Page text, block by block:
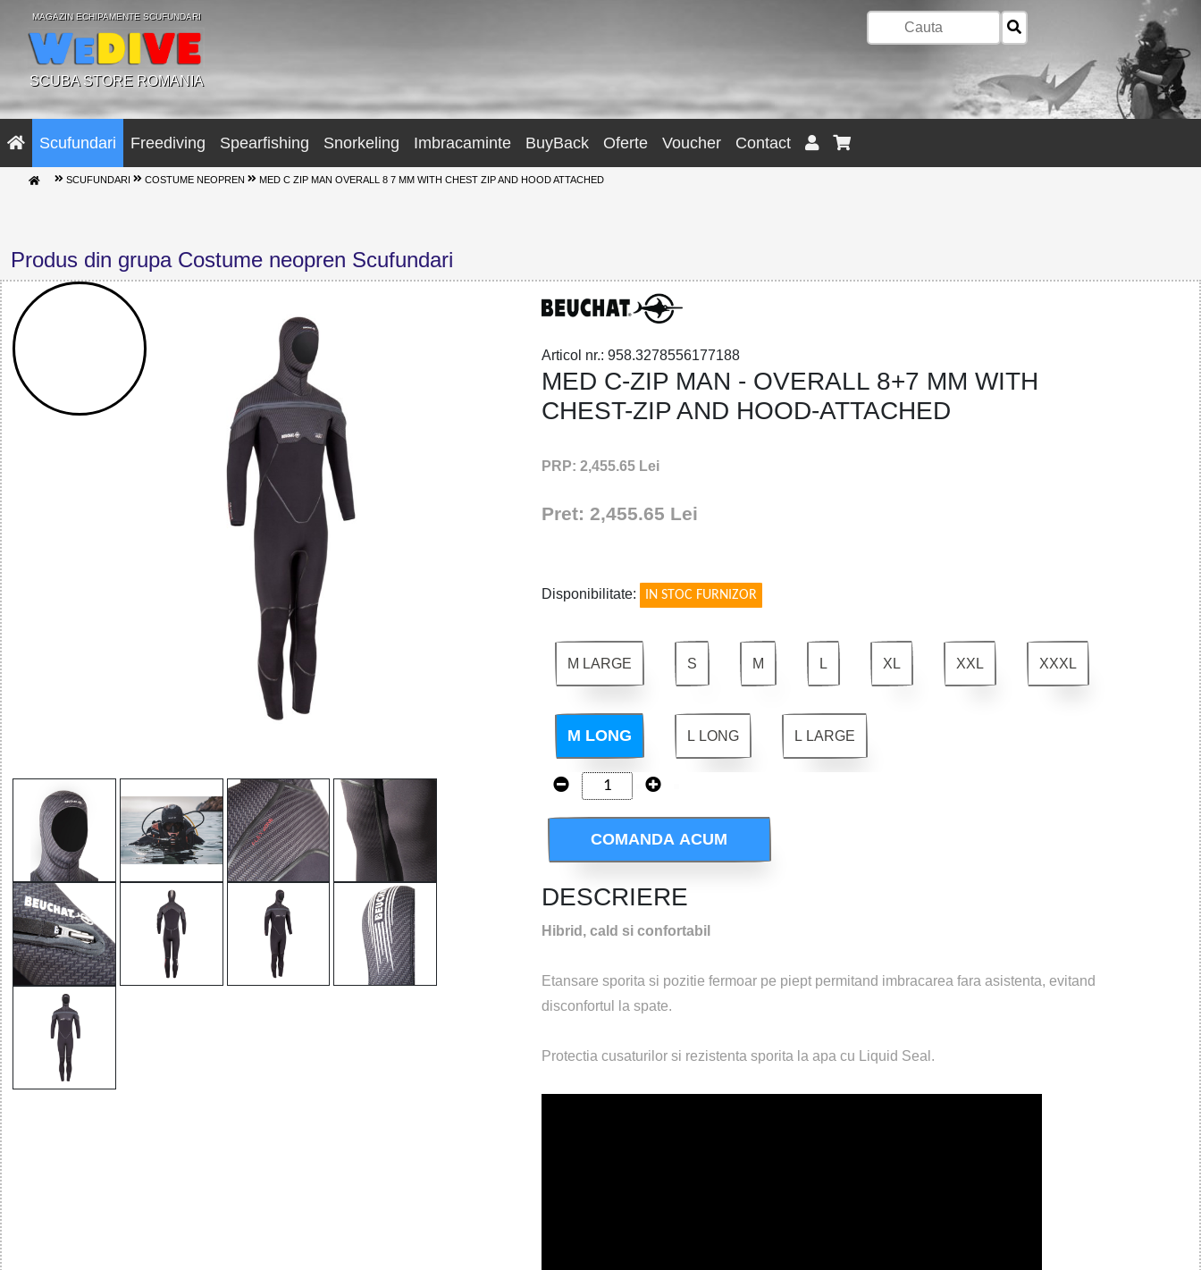
MAGAZIN ECHIPAMENTE SCUFUNDARI
SCUBA STORE ROMANIA
Scufundari Freediving Spearfishing Snorkeling Imbracaminte BuyBack Oferte Voucher Contact
SCUFUNDARI COSTUME NEOPREN MED C ZIP MAN OVERALL 8 7 MM WITH CHEST ZIP AND HOOD ATTACHED
Produs din grupa Costume neopren Scufundari
Articol nr.: 958.3278556177188
MED C-ZIP MAN - OVERALL 8+7 MM WITH
CHEST-ZIP AND HOOD-ATTACHED
PRP: 2,455.65 Lei
Pret: 2,455.65 Lei
Disponibilitate: IN STOC FURNIZOR
M LARGE S M L XL XXL XXXL
M LONG L LONG L LARGE
COMANDA ACUM
DESCRIERE
Hibrid, cald si confortabil
Etansare sporita si pozitie fermoar pe piept permitand imbracarea fara asistenta, evitand
disconfortul la spate.
Protectia cusaturilor si rezistenta sporita la apa cu Liquid Seal.